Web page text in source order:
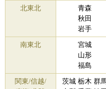
北東北
南東北
関東/信越/
青森
秋田
岩手
宮城
山形
福島
茨城 栃木 群